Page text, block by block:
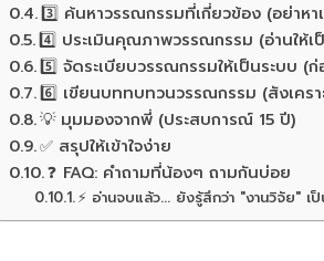
3️⃣ ค้นหาวรรณกรรมที่เกี่ยวข้อง (อย่าหา
4️⃣ ประเมินคุณภาพวรรณกรรม (อ่านให้เ
5️⃣ จัดระเบียบวรรณกรรมให้เป็นระบบ (
6️⃣ เขียนบททบทวนวรรณกรรม (สังเครา
💡 มุมมองจากพี่ (ประสบการณ์ 15 ปี)
✅ สรุปให้เข้าใจง่าย
❓ FAQ: คำถามที่น้องๆ ถามกันบ่อย
⚡ อ่านจบแล้ว... ยังรู้สึกว่า "งานวิจัย" เป็